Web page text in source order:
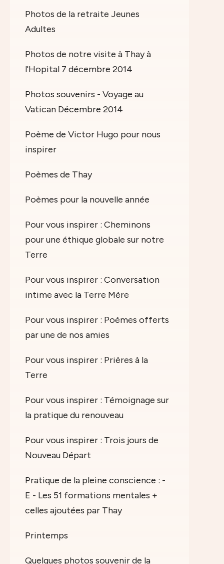
Photos de la retraite Jeunes
Adultes
Photos de notre visite à Thay à
l'Hopital 7 décembre 2014
Photos souvenirs - Voyage au
Vatican Décembre 2014
Poème de Victor Hugo pour nous
inspirer
Poèmes de Thay
Poèmes pour la nouvelle année
Pour vous inspirer : Cheminons
pour une éthique globale sur notre
Terre
Pour vous inspirer : Conversation
intime avec la Terre Mère
Pour vous inspirer : Poèmes offerts
par une de nos amies
Pour vous inspirer : Prières à la
Terre
Pour vous inspirer : Témoignage sur
la pratique du renouveau
Pour vous inspirer : Trois jours de
Nouveau Départ
Pratique de la pleine conscience : -
E - Les 51 formations mentales +
celles ajoutées par Thay
Printemps
Quelques photos souvenir de la